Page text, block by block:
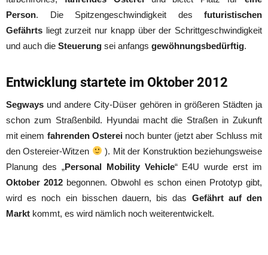
Person. Die Spitzengeschwindigkeit des futuristischen
Gefährts liegt zurzeit nur knapp über der Schrittgeschwindigkeit
und auch die Steuerung sei anfangs gewöhnungsbedürftig.
Entwicklung startete im Oktober 2012
Segways und andere City-Düser gehören in größeren Städten ja
schon zum Straßenbild. Hyundai macht die Straßen in Zukunft
mit einem fahrenden Osterei noch bunter (jetzt aber Schluss mit
den Ostereier-Witzen
). Mit der Konstruktion beziehungsweise
Planung des „Personal Mobility Vehicle“ E4U wurde erst im
Oktober 2012 begonnen. Obwohl es schon einen Prototyp gibt,
wird es noch ein bisschen dauern, bis das Gefährt auf den
Markt kommt, es wird nämlich noch weiterentwickelt.